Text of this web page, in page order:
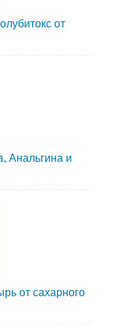
от
Анальгина и
от сахарного